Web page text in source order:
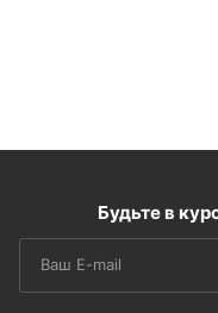
Будьте в